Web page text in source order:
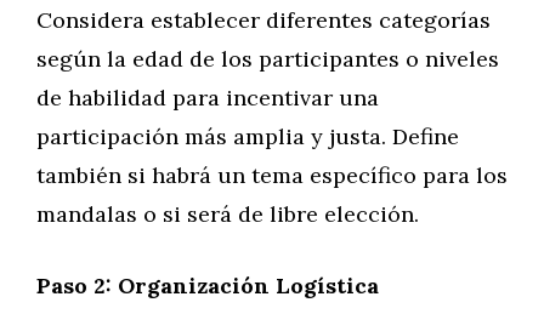
Considera establecer diferentes categorías
según la edad de los participantes o niveles
de habilidad para incentivar una
participación más amplia y justa. Define
también si habrá un tema específico para los
mandalas o si será de libre elección.
Paso 2: Organización Logística